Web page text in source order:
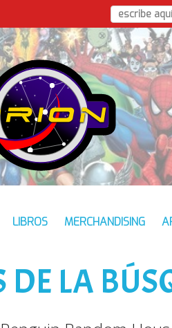
LIBROS MERCHANDISING
DE LA